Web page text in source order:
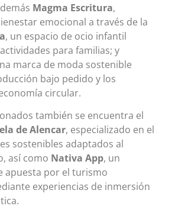
Magma Escritura,
emocional a través de la
, un espacio de ocio infantil
para familias; y
marca de moda sostenible
bajo pedido y los
circular.
también se encuentra el
de Alencar, especializado en el
sostenibles adaptados al
así como Nativa App, un
apuesta por el turismo
experiencias de inmersión